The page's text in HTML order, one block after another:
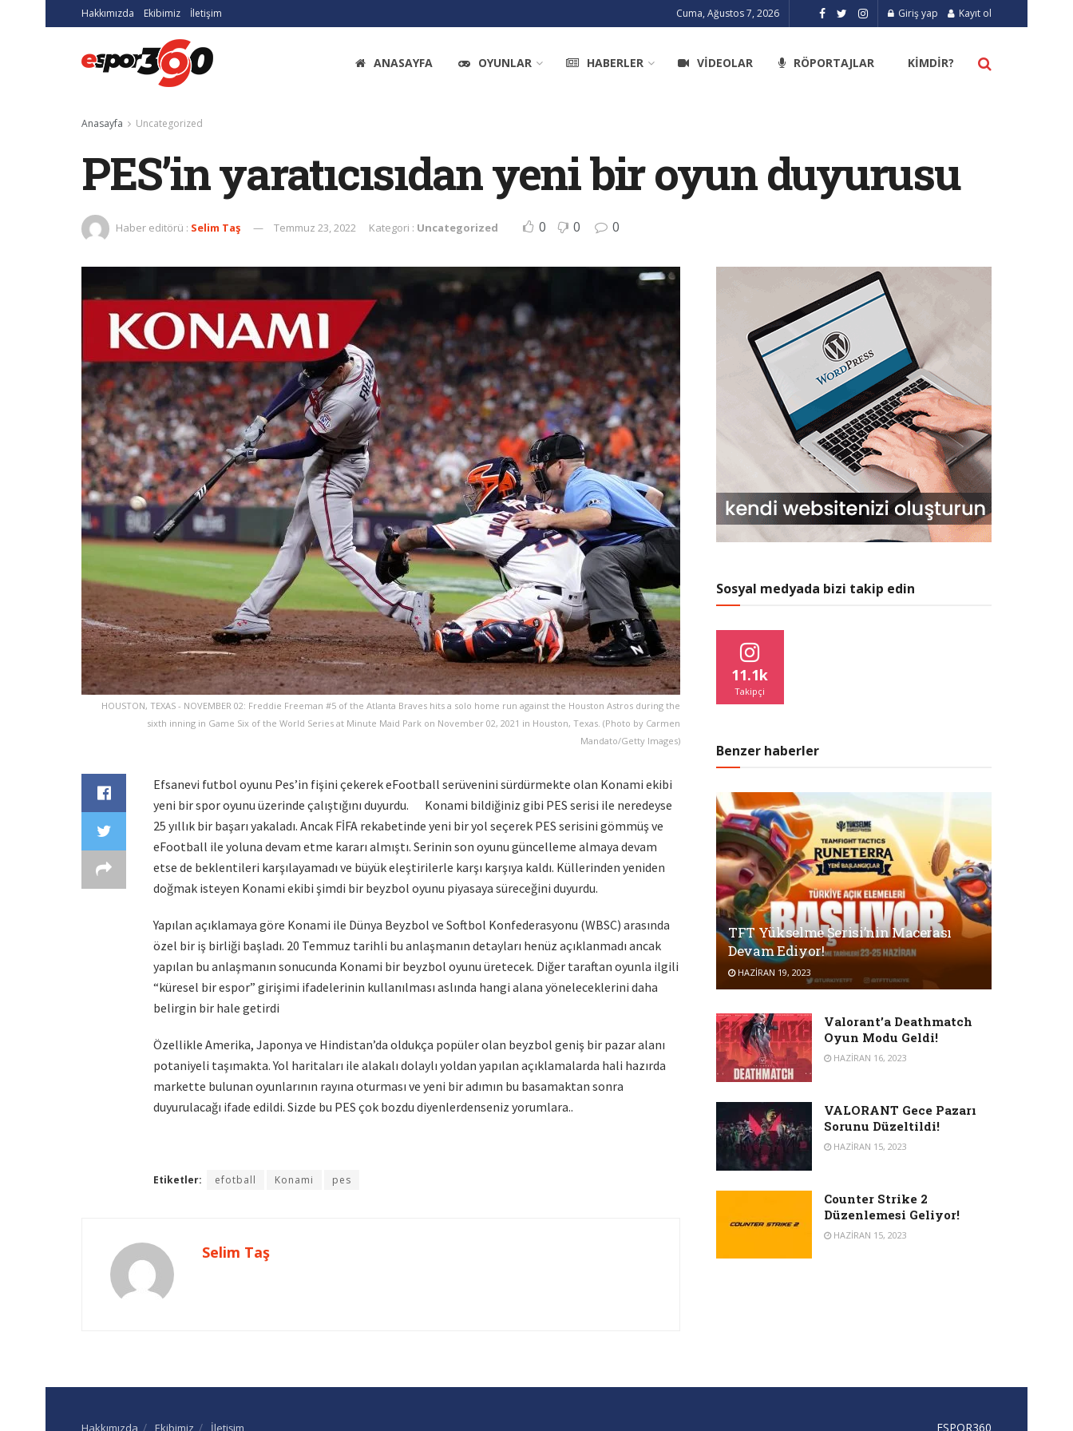
Hakkımızda Ekibimiz İletişim Cuma, Ağustos 7, 2026 Giriş yap Kayıt ol
ANASAYFA OYUNLAR HABERLER VIDEOLAR RÖPORTAJLAR KIMDIR?
Anasayfa Uncategorized
PES’in yaratıcısıdan yeni bir oyun duyurusu
Haber editörü : Selim Taş Temmuz 23, 2022 Kategori : Uncategorized 0 0 0
HOUSTON, TEXAS - NOVEMBER 02: Freddie Freeman #5 of the Atlanta Braves hits a solo home run against the Houston Astros during the
sixth inning in Game Six of the World Series at Minute Maid Park on November 02, 2021 in Houston, Texas. (Photo by Carmen
Mandato/Getty Images)
Efsanevi futbol oyunu Pes’in fişini çekerek eFootball serüvenini sürdürmekte olan Konami ekibi
yeni bir spor oyunu üzerinde çalıştığını duyurdu. Konami bildiğiniz gibi PES serisi ile neredeyse
25 yıllık bir başarı yakaladı. Ancak FİFA rekabetinde yeni bir yol seçerek PES serisini gömmüş ve
eFootball ile yoluna devam etme kararı almıştı. Serinin son oyunu güncelleme almaya devam
etse de beklentileri karşılayamadı ve büyük eleştirilerle karşı karşıya kaldı. Küllerinden yeniden
doğmak isteyen Konami ekibi şimdi bir beyzbol oyunu piyasaya süreceğini duyurdu.
Yapılan açıklamaya göre Konami ile Dünya Beyzbol ve Softbol Konfederasyonu (WBSC) arasında
özel bir iş birliği başladı. 20 Temmuz tarihli bu anlaşmanın detayları henüz açıklanmadı ancak
yapılan bu anlaşmanın sonucunda Konami bir beyzbol oyunu üretecek. Diğer taraftan oyunla ilgili
“küresel bir espor” girişimi ifadelerinin kullanılması aslında hangi alana yöneleceklerini daha
belirgin bir hale getirdi
Özellikle Amerika, Japonya ve Hindistan’da oldukça popüler olan beyzbol geniş bir pazar alanı
potaniyeli taşımakta. Yol haritaları ile alakalı dolaylı yoldan yapılan açıklamalarda hali hazırda
markette bulunan oyunlarının rayına oturması ve yeni bir adımın bu basamaktan sonra
duyurulacağı ifade edildi. Sizde bu PES çok bozdu diyenlerdenseniz yorumlara..
Etiketler: efotball Konami pes
Selim Taş
Sosyal medyada bizi takip edin
11.1k
Takipçi
Benzer haberler
TFT Yükselme Serisi’nin Macerası
Devam Ediyor!
HAZIRAN 19, 2023
Valorant’a Deathmatch
Oyun Modu Geldi!
HAZIRAN 16, 2023
VALORANT Gece Pazarı
Sorunu Düzeltildi!
HAZIRAN 15, 2023
Counter Strike 2
Düzenlemesi Geliyor!
HAZIRAN 15, 2023
Hakkımızda Ekibimiz İletişim ESPOR360